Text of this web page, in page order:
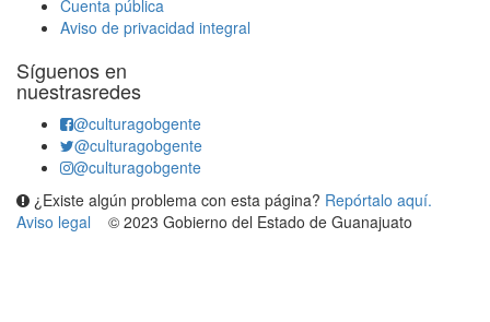
Cuenta pública
Aviso de privacidad integral
Síguenos en
nuestrasredes
@culturagobgente
@culturagobgente
@culturagobgente
¿Existe algún problema con esta página? Repórtalo aquí.
Aviso legal
© 2023 Gobierno del Estado de Guanajuato